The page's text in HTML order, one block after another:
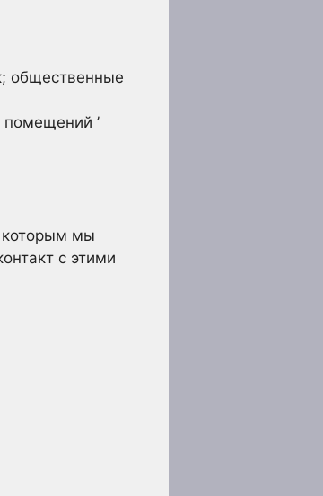
общественные
’
которым мы
с этими